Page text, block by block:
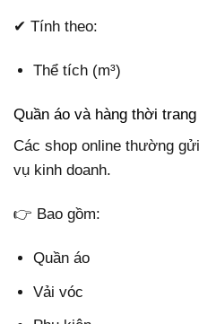
✔ Tính theo:
Thể tích (m³)
Quần áo và hàng thời trang
Các shop online thường
vụ kinh doanh.
👉 Bao gồm:
Quần áo
Vải vóc